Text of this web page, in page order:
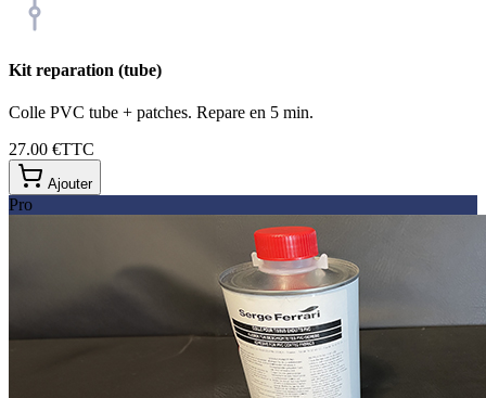
Kit reparation (tube)
Colle PVC tube + patches. Repare en 5 min.
27.00 €TTC
Ajouter
Pro